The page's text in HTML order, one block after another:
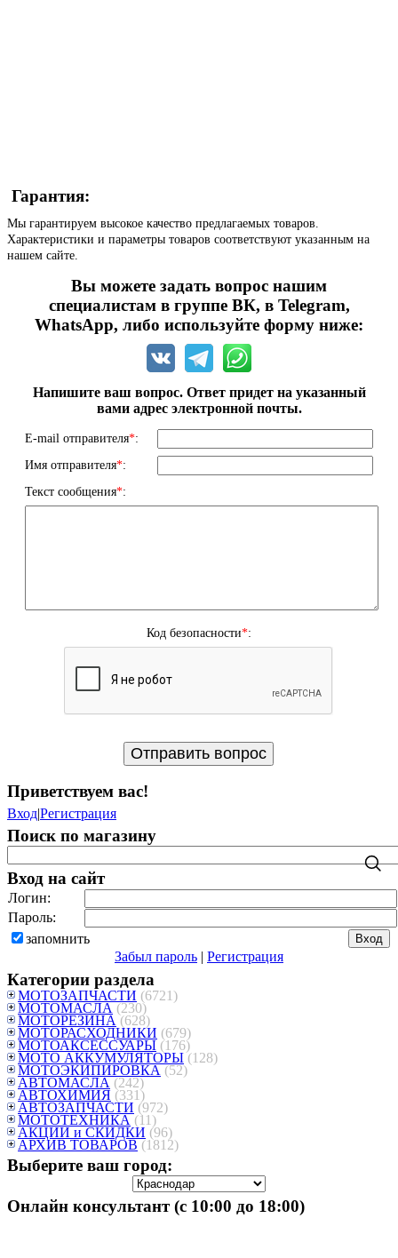
Гарантия:
Мы гарантируем высокое качество предлагаемых товаров.
Характеристики и параметры товаров соответствуют указанным на
нашем сайте.
Вы можете задать вопрос нашим
специалистам в группе ВК, в Telegram,
WhatsApp, либо используйте форму ниже:
Напишите ваш вопрос. Ответ придет на указанный
вами адрес электронной почты.
E-mail отправителя*:
Имя отправителя*:
Текст сообщения*:
Код безопасности*:
Приветствуем вас!
Вход|Регистрация
Поиск по магазину
Вход на сайт
Логин:
Пароль:
запомнить
Забыл пароль | Регистрация
Категории раздела
МОТОЗАПЧАСТИ (6721)
МОТОМАСЛА (230)
МОТОРЕЗИНА (628)
МОТОРАСХОДНИКИ (679)
МОТОАКСЕССУАРЫ (176)
МОТО АККУМУЛЯТОРЫ (128)
МОТОЭКИПИРОВКА (52)
АВТОМАСЛА (242)
АВТОХИМИЯ (331)
АВТОЗАПЧАСТИ (972)
МОТОТЕХНИКА (11)
АКЦИИ и СКИДКИ (96)
АРХИВ ТОВАРОВ (1812)
Выберите ваш город:
Онлайн консультант (с 10:00 до 18:00)